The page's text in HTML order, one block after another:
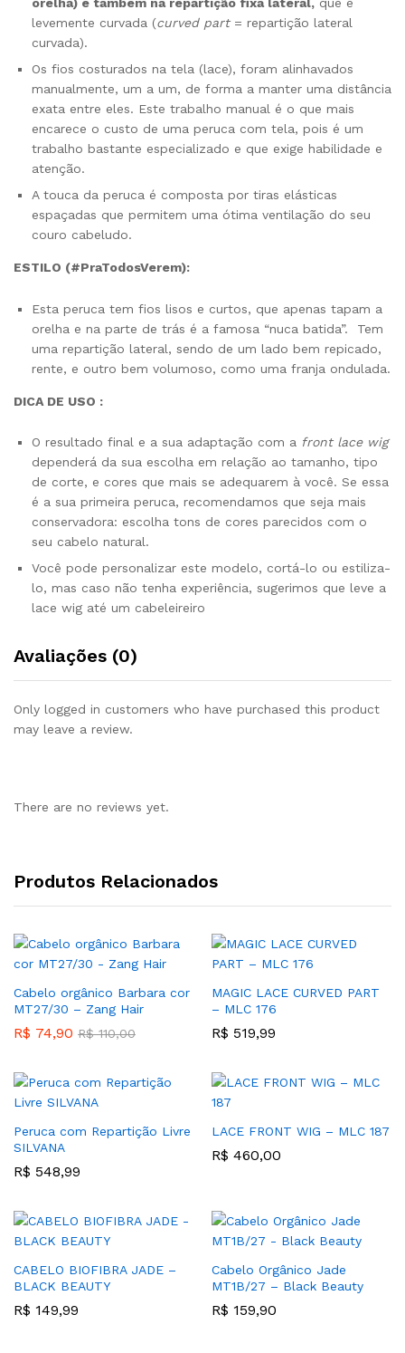
levemente curvada (curved part= repartição lateral
curvada).
Os fios costurados na tela (lace), foram alinhavados
manualmente, um a um, de forma a manter uma distância
exata entre eles. Este trabalho manual é o que mais
encarece o custo de uma peruca com tela, pois é um
trabalho bastante especializado e que exige habilidade e
atenção.
A touca da peruca é composta por tiras elásticas
espaçadas que permitem uma ótima ventilação do seu
couro cabeludo.
ESTILO (#PraTodosVerem):
Esta peruca tem fios lisos e curtos, que apenas tapam a
orelha e na parte de trás é a famosa “nuca batida”. Tem
uma repartição lateral, sendo de um lado bem repicado,
rente, e outro bem volumoso, como uma franja ondulada.
DICA DE USO :
O resultado final e a sua adaptação com a front lace wig
dependerá da sua escolha em relação ao tamanho, tipo
de corte, e cores que mais se adequarem à você. Se essa
é a sua primeira peruca, recomendamos que seja mais
conservadora: escolha tons de cores parecidos com o
seu cabelo natural.
Você pode personalizar este modelo, cortá-lo ou estiliza-
lo, mas caso não tenha experiência, sugerimos que leve a
lace wig até um cabeleireiro
Avaliações (0)
Only logged in customers who have purchased this product
may leave a review.
There are no reviews yet.
Produtos Relacionados
Cabelo orgânico Barbara cor
MT27/30 – Zang Hair
R$ 74,90 R$110,00
MAGIC LACE CURVED PART
– MLC 176
R$ 519,99
Peruca com Repartição Livre
SILVANA
R$ 548,99
LACE FRONT WIG – MLC 187
R$ 460,00
CABELO BIOFIBRA JADE –
BLACK BEAUTY
R$ 149,99
Cabelo Orgânico Jade
MT1B/27 – Black Beauty
R$ 159,90